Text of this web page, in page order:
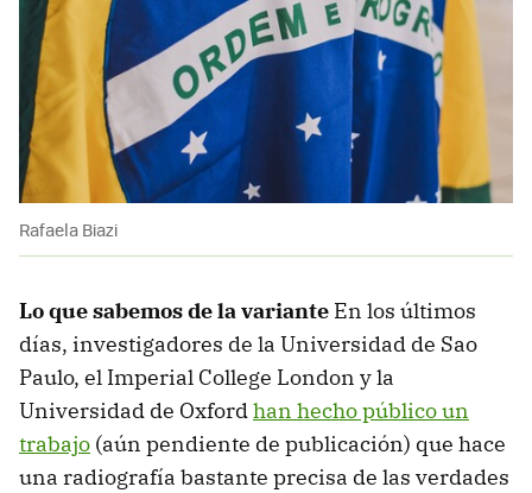
Rafaela Biazi
Lo que sabemos de la variante En los últimos
días, investigadores de la Universidad de Sao
Paulo, el Imperial College London y la
Universidad de Oxfordhan hecho público un
trabajo (aún pendiente de publicación) que hace
una radiografía bastante precisa de las verdades